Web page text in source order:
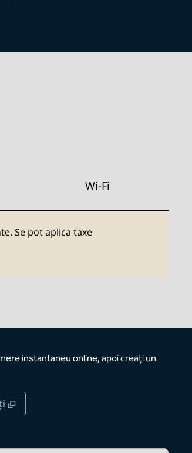
Wi-Fi
Se pot aplica taxe
instantaneu online, apoi creați un
,